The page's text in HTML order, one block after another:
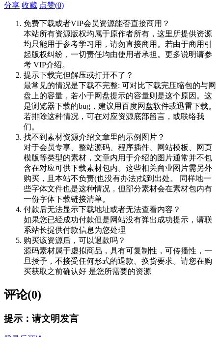
分享 收藏 点赞(0)
免费下载或者VIP会员资源能否直接商用？
本站所有资源版权均属于原作者所有，这里所提供资源
均只能用于参考学习用，请勿直接商用。若由于商用引
起版权纠纷，一切责任均由使用者承担。更多说明请参
考 VIP介绍。
提示下载完但解压或打开不了？
最常见的情况是下载不完整: 可对比下载完压缩包的与网
盘上的容量，若小于网盘提示的容量则是这个原因。这
是浏览器下载的bug，建议用百度网盘软件或迅雷下载。
若排除这种情况，可在对应资源底部留言，或联络我
们。
找不到素材资源介绍文章里的示例图片？
对于会员专享、整站源码、程序插件、网站模板、网页
模版等类型的素材，文章内用于介绍的图片通常并不包
含在对应可供下载素材包内。这些相关商业图片需另外
购买，且本站不负责(也没有办法)找到出处。 同样地一
些字体文件也是这种情况，但部分素材会在素材包内有
一份字体下载链接清单。
付款后无法显示下载地址或者无法查看内容？
如果您已经成功付款但是网站没有弹出成功提示，请联
系站长提供付款信息为您处理
购买该资源后，可以退款吗？
源码素材属于虚拟商品，具有可复制性，可传播性，一
旦授予，不接受任何形式的退款、换货要求。请您在购
买获取之前确认好 是您所需要的资源
评论(0)
提示：请文明发言